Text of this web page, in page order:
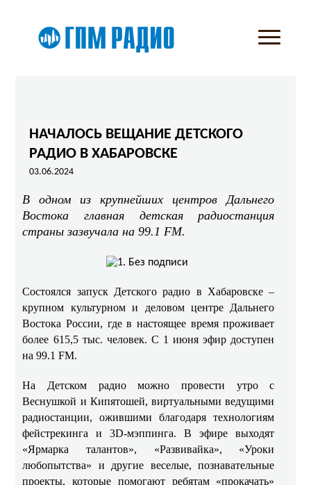
НАЧАЛОСЬ ВЕЩАНИЕ ДЕТСКОГО
РАДИО В ХАБАРОВСКЕ
03.06.2024
В одном из крупнейших центров Дальнего
Востока главная детская радиостанция
страны зазвучала на 99.1 FM.
Состоялся запуск Детского радио в Хабаровске –
крупном культурном и деловом центре Дальнего
Востока России, где в настоящее время проживает
более 615,5 тыс. человек. С 1 июня эфир доступен
на 99.1 FM.
На Детском радио можно провести утро с
Веснушкой и Кипятошей, виртуальными ведущими
радиостанции, ожившими благодаря технологиям
фейстрекинга и 3D-мэппинга. В эфире выходят
«Ярмарка талантов», «Развивайка», «Уроки
любопытства» и другие веселые, познавательные
проекты, которые помогают ребятам «прокачать»